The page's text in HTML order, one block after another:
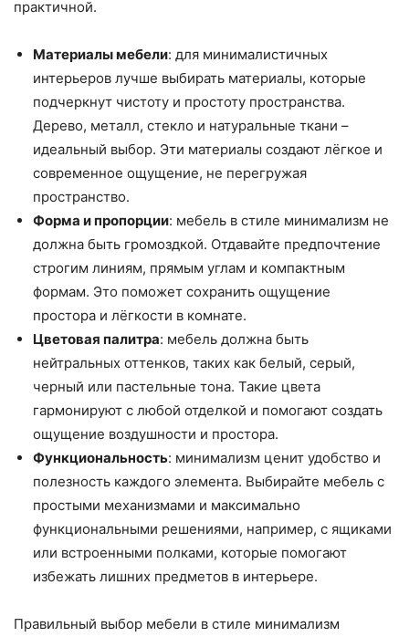
практичной.
Материалы мебели: для минималистичных
интерьеров лучше выбирать материалы, которые
подчеркнут чистоту и простоту пространства.
Дерево, металл, стекло и натуральные ткани –
идеальный выбор. Эти материалы создают лёгкое и
современное ощущение, не перегружая
пространство.
Форма и пропорции: мебель в стиле минимализм не
должна быть громоздкой. Отдавайте предпочтение
строгим линиям, прямым углам и компактным
формам. Это поможет сохранить ощущение
простора и лёгкости в комнате.
Цветовая палитра: мебель должна быть
нейтральных оттенков, таких как белый, серый,
черный или пастельные тона. Такие цвета
гармонируют с любой отделкой и помогают создать
ощущение воздушности и простора.
Функциональность: минимализм ценит удобство и
полезность каждого элемента. Выбирайте мебель с
простыми механизмами и максимально
функциональными решениями, например, с ящиками
или встроенными полками, которые помогают
избежать лишних предметов в интерьере.
Правильный выбор мебели в стиле минимализм